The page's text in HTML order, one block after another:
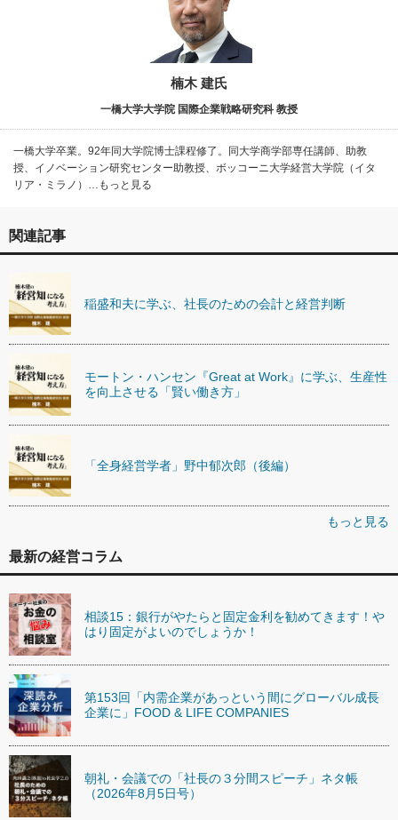
楠木 建氏
一橋大学大学院 国際企業戦略研究科 教授
一橋大学卒業。92年同大学院博士課程修了。同大学商学部専任講師、助教
授、イノベーション研究センター助教授、ボッコーニ大学経営大学院（イタ
リア・ミラノ）…もっと見る
関連記事
稲盛和夫に学ぶ、社長のための会計と経営判断
モートン・ハンセン『Great at Work』に学ぶ、生産性
を向上させる「賢い働き方」
「全身経営学者」野中郁次郎（後編）
もっと見る
最新の経営コラム
相談15：銀行がやたらと固定金利を勧めてきます！や
はり固定がよいのでしょうか！
第153回「内需企業があっという間にグローバル成長
企業に」FOOD & LIFE COMPANIES
朝礼・会議での「社長の３分間スピーチ」ネタ帳
（2026年8月5日号）